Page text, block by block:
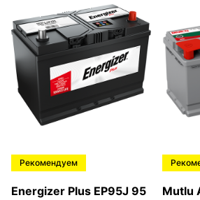
Рекомендуем
Energizer Plus EP95J 95
Mutlu